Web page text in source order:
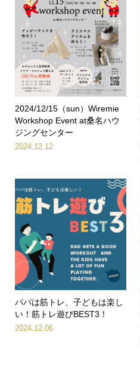
2024/12/15（sun）Wiremie
Workshop Event at桑名ハウ
ジングセンター
2024.12.12
パパは筋トレ、子どもは楽し
い！筋トレ遊びBEST3！
2024.12.06